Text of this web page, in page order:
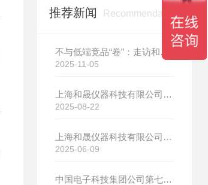
推荐新闻 Recommendation
不与低端竞品“卷”：走访和晟科技，探寻国产热分析如何行稳致远
2025-11-05
上海和晟仪器科技有限公司新厂开工大吉
2025-08-22
上海和晟仪器科技有限公司新厂开工大吉
2025-06-09
中国电子科技集团公司第七研究所选购我司差示扫描量热仪